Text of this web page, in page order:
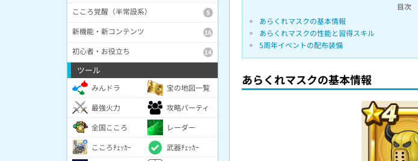
目次
あらくれマスクの基本情報
あらくれマスクの性能と習得スキル
5周年イベントの配布装備
あらくれマスクの基本情報
こころ覚醒（半常設系） 5
新機能・新コンテンツ 16
初心者・お役立ち 14
ツール
みんドラ
宝の地図一覧
最強火力
攻略パーティ
全国こころ
レーダー
こころﾁｪｯｶｰ
武器ﾁｪｯｶｰ